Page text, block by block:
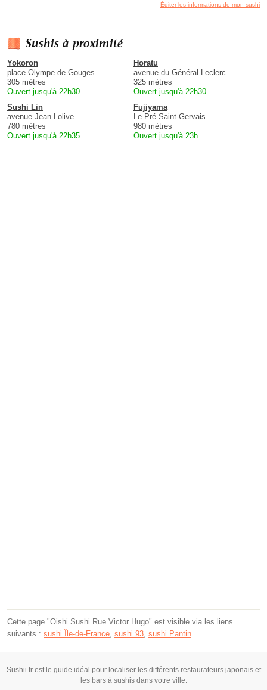
Éditer les informations de mon sushi
Sushis à proximité
Yokoron
place Olympe de Gouges
305 mètres
Ouvert jusqu'à 22h30
Horatu
avenue du Général Leclerc
325 mètres
Ouvert jusqu'à 22h30
Sushi Lin
avenue Jean Lolive
780 mètres
Ouvert jusqu'à 22h35
Fujiyama
Le Pré-Saint-Gervais
980 mètres
Ouvert jusqu'à 23h
Cette page "Oishi Sushi Rue Victor Hugo" est visible via les liens
suivants : sushi Île-de-France sushi 93 sushi Pantin
Sushii.fr est le guide idéal pour localiser les différents restaurateurs japonais et
les bars à sushis dans votre ville.